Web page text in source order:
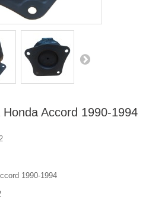
Accord 1990-1994
1990-1994